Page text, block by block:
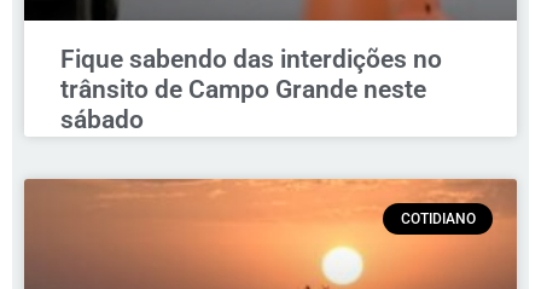
Fique sabendo das interdições no
trânsito de Campo Grande neste
sábado
COTIDIANO